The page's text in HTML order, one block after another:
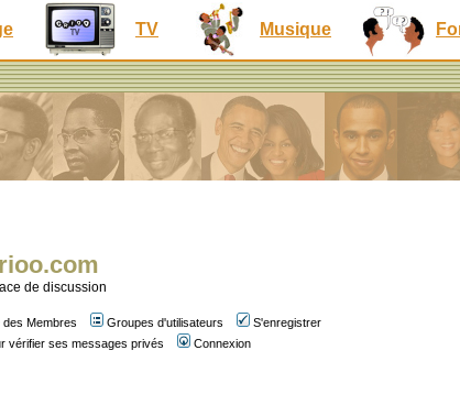
TV Musique
de discussion
des Membres Groupes d'utilisateurs
S'enregistrer
vérifier ses messages privés Connexion